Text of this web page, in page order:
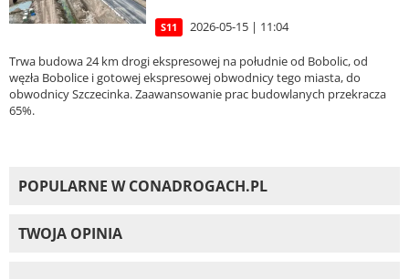
S11 2026-05-15 | 11:04
Trwa budowa 24 km drogi ekspresowej na południe od Bobolic, od
węzła Bobolice i gotowej ekspresowej obwodnicy tego miasta, do
obwodnicy Szczecinka. Zaawansowanie prac budowlanych przekracza
65%.
POPULARNE W CONADROGACH.PL
TWOJA OPINIA